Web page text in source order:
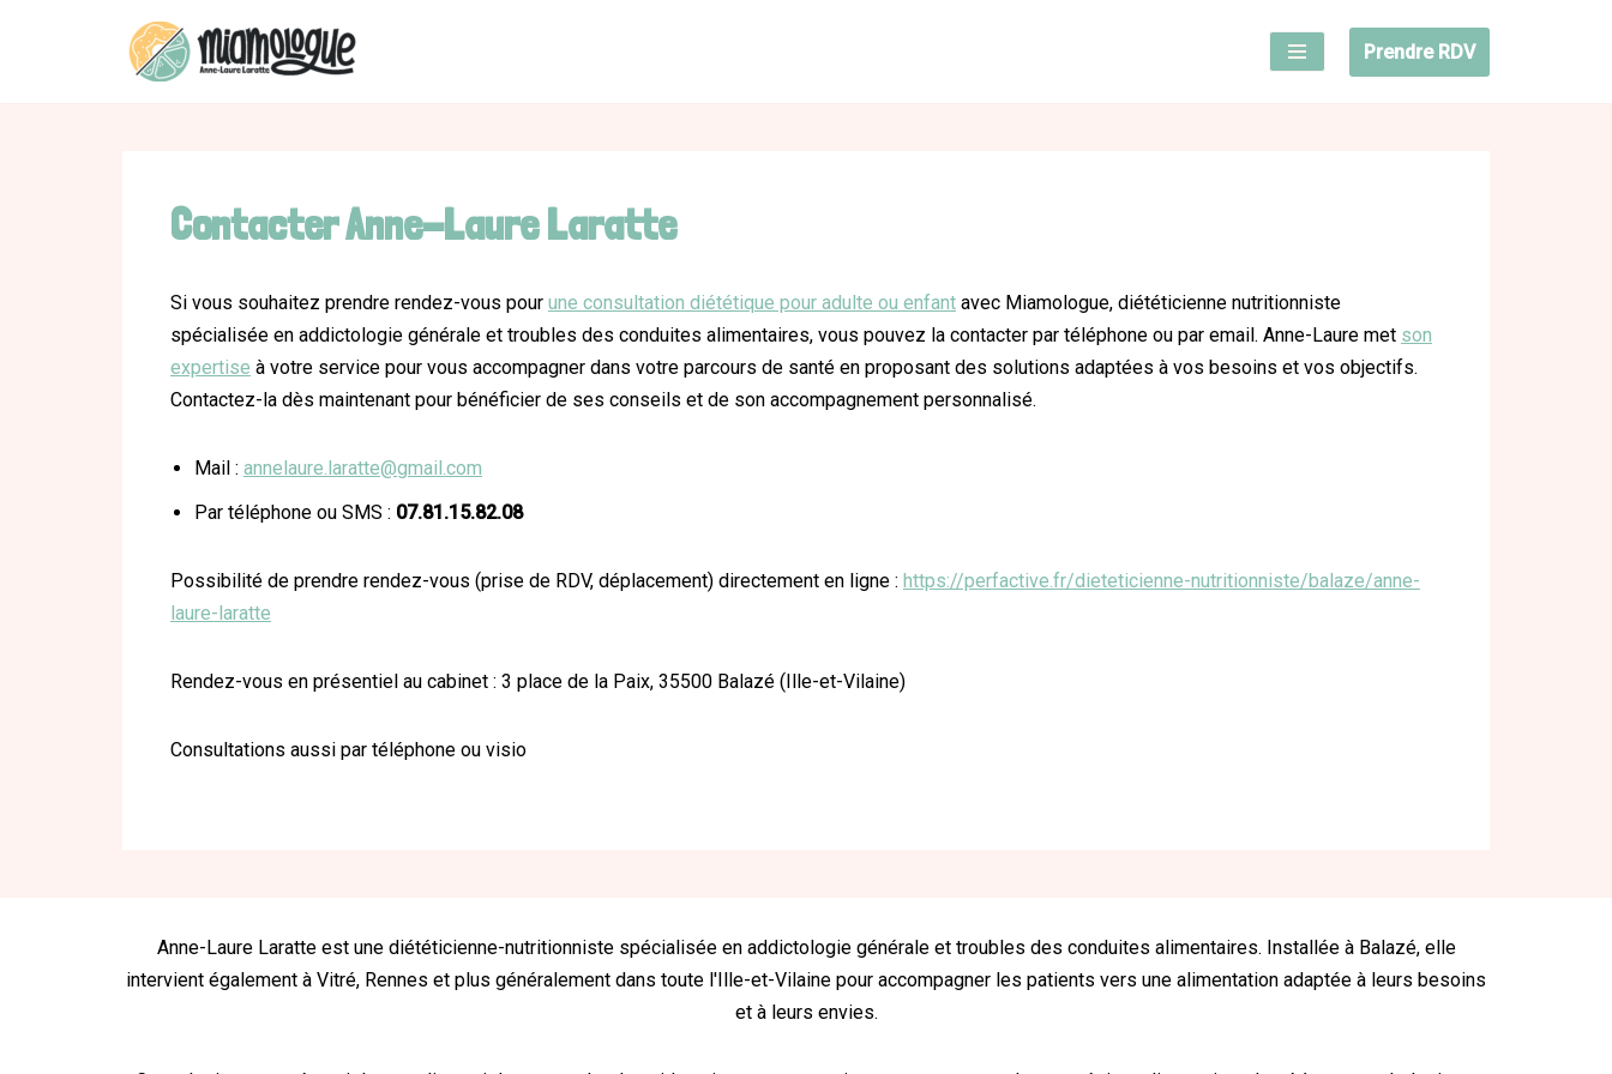
Prendre RDV
Contacter Anne-Laure Laratte
Si vous souhaitez prendre rendez-vous pour une consultation diététique pour adulte ou enfant avec Miamologue, diététicienne nutritionniste
spécialisée en addictologie générale et troubles des conduites alimentaires, vous pouvez la contacter par téléphone ou par email. Anne-Laure met son
expertise à votre service pour vous accompagner dans votre parcours de santé en proposant des solutions adaptées à vos besoins et vos objectifs.
Contactez-la dès maintenant pour bénéficier de ses conseils et de son accompagnement personnalisé.
Mail : annelaure.laratte@gmail.com
Par téléphone ou SMS : 07.81.15.82.08
Possibilité de prendre rendez-vous (prise de RDV, déplacement) directement en ligne : https://perfactive.fr/dieteticienne-nutritionniste/balaze/anne-
laure-laratte
Rendez-vous en présentiel au cabinet : 3 place de la Paix, 35500 Balazé (Ille-et-Vilaine)
Consultations aussi par téléphone ou visio
Anne-Laure Laratte est une diététicienne-nutritionniste spécialisée en addictologie générale et troubles des conduites alimentaires. Installée à Balazé, elle
intervient également à Vitré, Rennes et plus généralement dans toute l'Ille-et-Vilaine pour accompagner les patients vers une alimentation adaptée à leurs besoins
et à leurs envies.